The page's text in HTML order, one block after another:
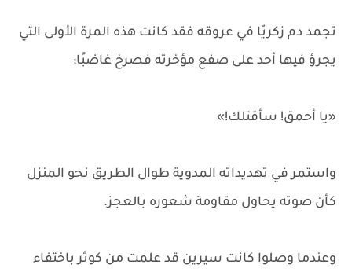
تجمد دم زكريّا في عروقه فقد كانت هذه المرة الأولى التي
يجرؤ فيها أحد على صفع مؤخرته فصرخ غاضبًا:
«يا أحمق! سأقتلك!»
واستمر في تهديداته المدوية طوال الطريق نحو المنزل
كأن صوته يحاول مقاومة شعوره بالعجز.
وعندما وصلوا كانت سيرين قد علمت من كوثر باختفاء